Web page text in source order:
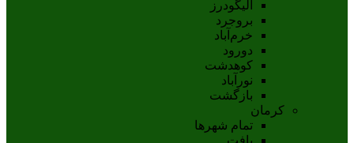
اليگودرز
بروجرد
خرم‌آباد
دورود
کوهدشت
نورآباد
بازگشت
کرمان
تمام شهر‌ها
بافت